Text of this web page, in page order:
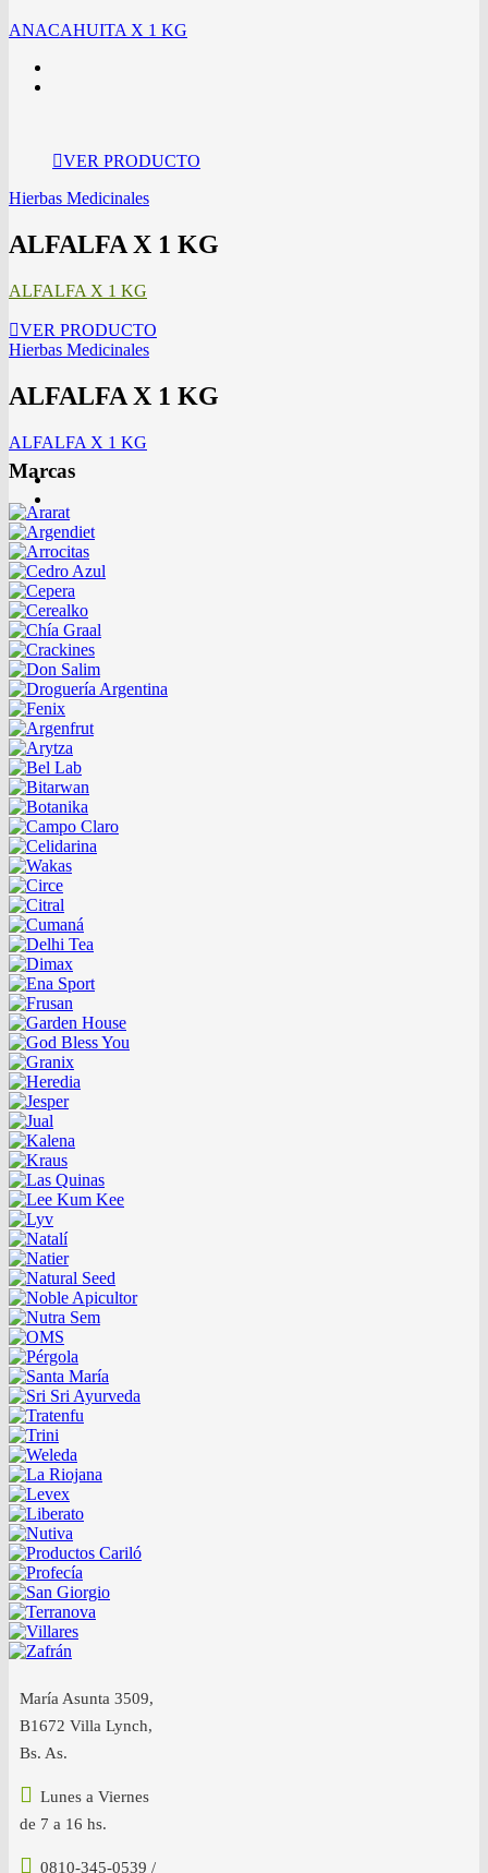
ANACAHUITA X 1 KG
VER PRODUCTO
Hierbas Medicinales
ALFALFA X 1 KG
ALFALFA X 1 KG
VER PRODUCTO
Hierbas Medicinales
ALFALFA X 1 KG
ALFALFA X 1 KG
Marcas
María Asunta 3509,
B1672 Villa Lynch,
Bs. As.
Lunes a Viernes
de 7 a 16 hs.
0810-345-0539 /